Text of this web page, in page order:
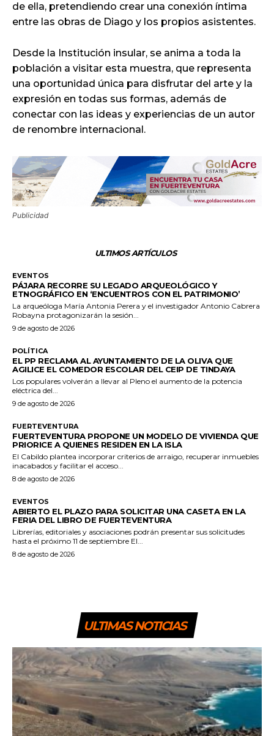
de ella, pretendiendo crear una conexión íntima
entre las obras de Diago y los propios asistentes.
Desde la Institución insular, se anima a toda la
población a visitar esta muestra, que representa
una oportunidad única para disfrutar del arte y la
expresión en todas sus formas, además de
conectar con las ideas y experiencias de un autor
de renombre internacional.
Publicidad
ULTIMOS ARTÍCULOS
EVENTOS
PÁJARA RECORRE SU LEGADO ARQUEOLÓGICO Y
ETNOGRÁFICO EN ‘ENCUENTROS CON EL PATRIMONIO’
La arqueóloga María Antonia Perera y el investigador Antonio Cabrera
Robayna protagonizarán la sesión...
9 de agosto de 2026
POLÍTICA
EL PP RECLAMA AL AYUNTAMIENTO DE LA OLIVA QUE
AGILICE EL COMEDOR ESCOLAR DEL CEIP DE TINDAYA
Los populares volverán a llevar al Pleno el aumento de la potencia
eléctrica del...
9 de agosto de 2026
FUERTEVENTURA
FUERTEVENTURA PROPONE UN MODELO DE VIVIENDA QUE
PRIORICE A QUIENES RESIDEN EN LA ISLA
El Cabildo plantea incorporar criterios de arraigo, recuperar inmuebles
inacabados y facilitar el acceso...
8 de agosto de 2026
EVENTOS
ABIERTO EL PLAZO PARA SOLICITAR UNA CASETA EN LA
FERIA DEL LIBRO DE FUERTEVENTURA
Librerías, editoriales y asociaciones podrán presentar sus solicitudes
hasta el próximo 11 de septiembre El...
8 de agosto de 2026
ULTIMAS NOTICIAS